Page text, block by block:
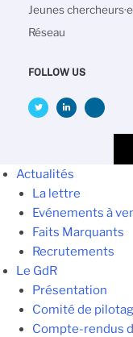
Jeunes
Réseau
FOLLOW US
Actualités
La lettre
Evénements à
Faits Marquants
Recrutements
Le GdR
Présentation
Comité de
Compte-rendus